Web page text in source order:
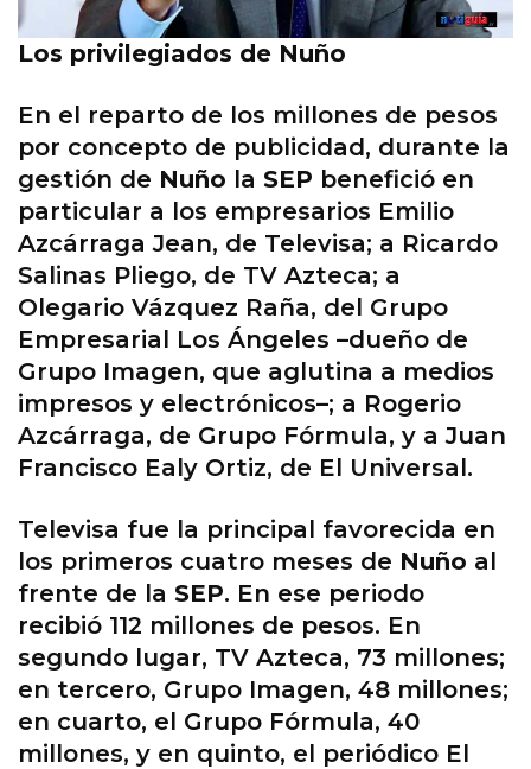
Los privilegiados de Nuño
En el reparto de los millones de pesos
por concepto de publicidad, durante la
gestión de Nuño la SEP benefició en
particular a los empresarios Emilio
Azcárraga Jean, de Televisa; a Ricardo
Salinas Pliego, de TV Azteca; a
Olegario Vázquez Raña, del Grupo
Empresarial Los Ángeles –dueño de
Grupo Imagen, que aglutina a medios
impresos y electrónicos–; a Rogerio
Azcárraga, de Grupo Fórmula, y a Juan
Francisco Ealy Ortiz, de El Universal.
Televisa fue la principal favorecida en
los primeros cuatro meses de Nuño al
frente de la SEP. En ese periodo
recibió 112 millones de pesos. En
segundo lugar, TV Azteca, 73 millones;
en tercero, Grupo Imagen, 48 millones;
en cuarto, el Grupo Fórmula, 40
millones, y en quinto, el periódico El